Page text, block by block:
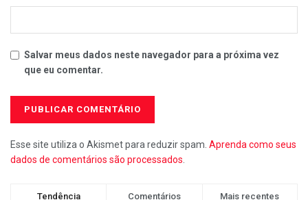
Salvar meus dados neste navegador para a próxima vez
que eu comentar.
Esse site utiliza o Akismet para reduzir spam. Aprenda como seus
dados de comentários são processados
Tendência Comentários Mais recentes